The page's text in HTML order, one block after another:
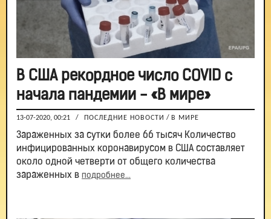
В США рекордное число COVID с
начала пандемии - «В мире»
13-07-2020, 00:21 / ПОСЛЕДНИЕ НОВОСТИ / В МИРЕ
Зараженных за сутки более 66 тысяч Количество
инфицированных коронавирусом в США составляет
около одной четверти от общего количества
зараженных в подробнее...